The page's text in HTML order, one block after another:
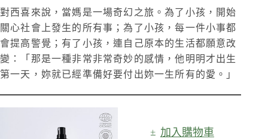
對西喜來說，當媽是一場奇幻之旅。為了小孩，開始
關心社會上發生的所有事；為了小孩，每一件小事都
會提高警覺；有了小孩，連自己原本的生活都願意改
變：「那是一種非常非常奇妙的感情，他明明才出生
第一天，妳就已經準備好要付出妳一生所有的愛。」
加入購物車